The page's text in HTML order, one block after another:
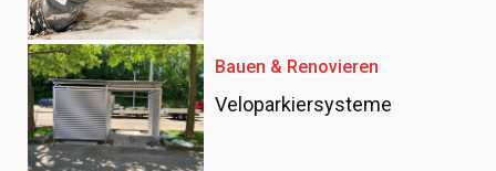
Bauen & Renovieren
Veloparkiersysteme